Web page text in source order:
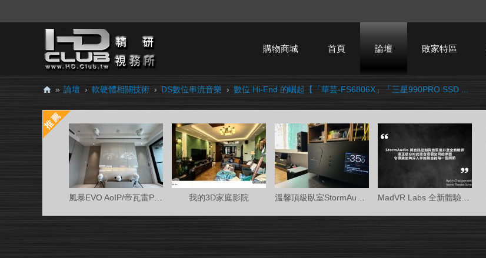
購物商城 首頁 論壇 敗家特區
D.
Cl
» 論壇 › 軟硬體相關技術 › DS數位串流音樂 › 數位 Hi-End 的崛起【「華芸-FS6806X」「三星990PRO SSD ...
我的3D家庭影院